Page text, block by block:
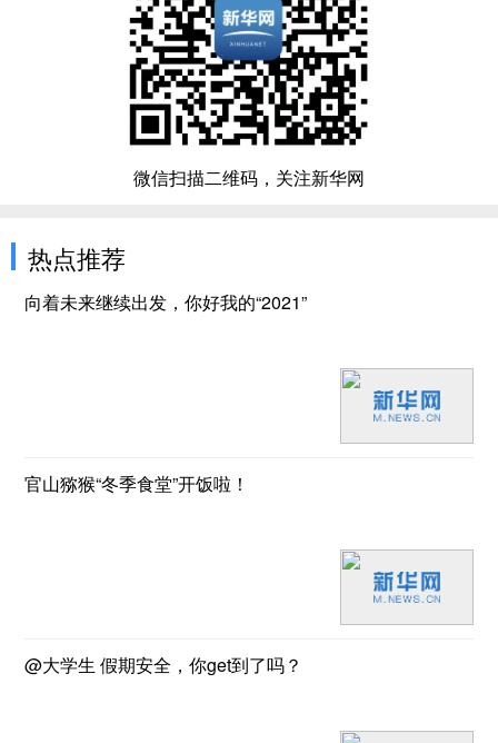
微信扫描二维码，关注新华网
热点推荐
向着未来继续出发，你好我的“2021”
官山猕猴“冬季食堂”开饭啦！
@大学生 假期安全，你get到了吗？